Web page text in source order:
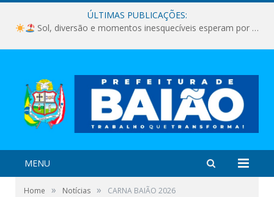
ÚLTIMAS PUBLICAÇÕES:
Sol, diversão e momentos inesquecíveis esperam por você!
MENU
Home » Notícias » CARNA BAIÃO 2026